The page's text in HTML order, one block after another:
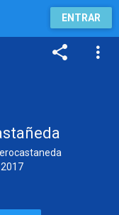
ENTRAR
2017